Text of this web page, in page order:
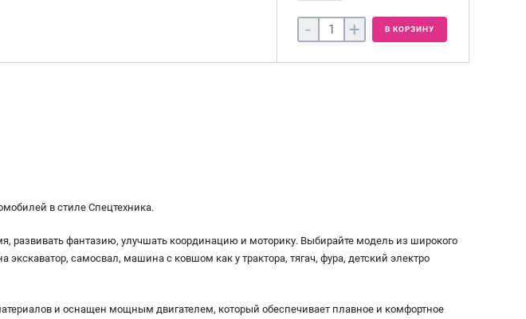
- + В КОРЗИНУ
в стиле Спецтехника.
развивать фантазию, улучшать координацию и моторику. Выбирайте модель из широкого
самосвал, машина с ковшом как у трактора, тягач, фура, детский электро
и оснащен мощным двигателем, который обеспечивает плавное и комфортное